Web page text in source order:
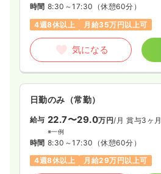
時間 8:30～17:30 （休憩60分）
4週8休以上
月給35万円以上可
気になる
日勤のみ（常勤）
給与 22.7〜29.0万円/月 賞与3ヶ月
※一例
時間 8:30～17:30 （休憩60分）
4週8休以上
月給29万円以上可